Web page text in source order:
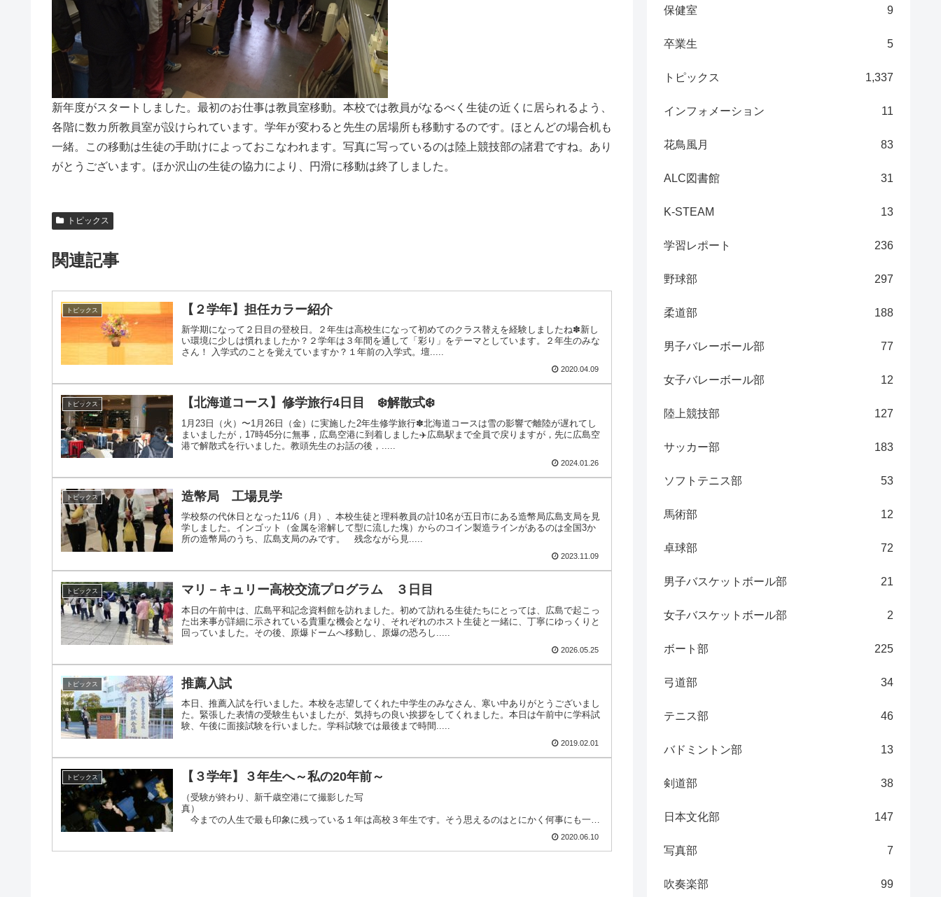
新年度がスタートしました。最初のお仕事は教員室移動。本校では教員がなるべく生徒の近くに居られるよう、
各階に数カ所教員室が設けられています。学年が変わると先生の居場所も移動するのです。ほとんどの場合机も
一緒。この移動は生徒の手助けによっておこなわれます。写真に写っているのは陸上競技部の諸君ですね。あり
がとうございます。ほか沢山の生徒の協力により、円滑に移動は終了しました。
トピックス
関連記事
トピックス 【２学年】担任カラー紹介
新学期になって２日目の登校日。２年生は高校生になって初めてのクラス替えを経験しましたね✽新し
い環境に少しは慣れましたか？２学年は３年間を通して「彩り」をテーマとしています。２年生のみな
さん！ 入学式のことを覚えていますか？１年前の入学式。壇.....
2020.04.09
トピックス 【北海道コース】修学旅行4日目 ❄️解散式❄️
1月23日（火）〜1月26日（金）に実施した2年生修学旅行✽北海道コースは雪の影響で離陸が遅れてし
まいましたが，17時45分に無事，広島空港に到着しました✈️広島駅まで全員で戻りますが，先に広島空
港で解散式を行いました。教頭先生のお話の後，.....
2024.01.26
トピックス 造幣局 工場見学
学校祭の代休日となった11/6（月）、本校生徒と理科教員の計10名が五日市にある造幣局広島支局を見
学しました。インゴット（金属を溶解して型に流した塊）からのコイン製造ラインがあるのは全国3か
所の造幣局のうち、広島支局のみです。 残念ながら見.....
2023.11.09
トピックス マリ－キュリー高校交流プログラム ３日目
本日の午前中は、広島平和記念資料館を訪れました。初めて訪れる生徒たちにとっては、広島で起こっ
た出来事が詳細に示されている貴重な機会となり、それぞれのホスト生徒と一緒に、丁寧にゆっくりと
回っていました。その後、原爆ドームへ移動し、原爆の恐ろし.....
2026.05.25
トピックス 推薦入試
本日、推薦入試を行いました。本校を志望してくれた中学生のみなさん、寒い中ありがとうございまし
た。緊張した表情の受験生もいましたが、気持ちの良い挨拶をしてくれました。本日は午前中に学科試
験、午後に面接試験を行いました。学科試験では最後まで時間.....
2019.02.01
トピックス 【３学年】３年生へ～私の20年前～
（受験が終わり、新千歳空港にて撮影した写
真）
今までの人生で最も印象に残っている１年は高校３年生です。そう思えるのはとにかく何事にも一生
2020.06.10
保健室 9
卒業生 5
トピックス 1,337
インフォメーション 11
花鳥風月 83
ALC図書館 31
K-STEAM 13
学習レポート 236
野球部 297
柔道部 188
男子バレーボール部 77
女子バレーボール部 12
陸上競技部 127
サッカー部 183
ソフトテニス部 53
馬術部 12
卓球部 72
男子バスケットボール部 21
女子バスケットボール部 2
ボート部 225
弓道部 34
テニス部 46
バドミントン部 13
剣道部 38
日本文化部 147
写真部 7
吹奏楽部 99